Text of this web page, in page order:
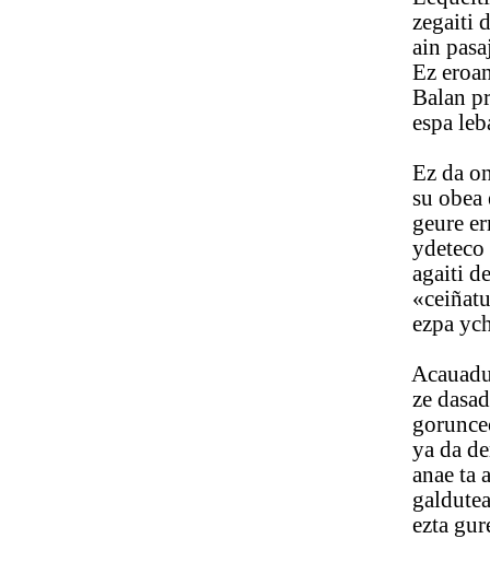
zegaiti
ain pasaje
Ez eroan
Balan
espa lebaz
Ez da ona
su obea
geure
ydeteco
agaiti
«ceiñatu ta
ezpa ychi
Acauadu
ze dasadan
ya da
anae ta
galdutea
ezta gure